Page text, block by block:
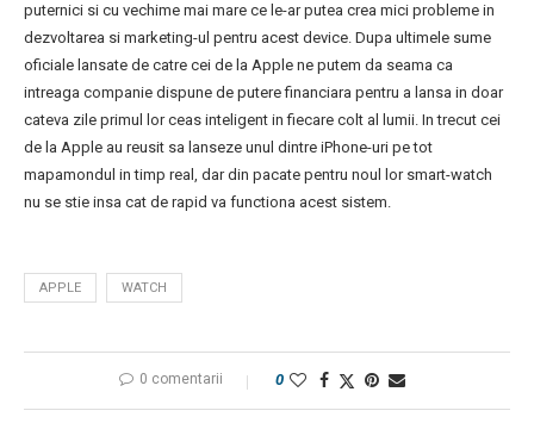
puternici si cu vechime mai mare ce le-ar putea crea mici probleme in
dezvoltarea si marketing-ul pentru acest device. Dupa ultimele sume
oficiale lansate de catre cei de la Apple ne putem da seama ca
intreaga companie dispune de putere financiara pentru a lansa in doar
cateva zile primul lor ceas inteligent in fiecare colt al lumii. In trecut cei
de la Apple au reusit sa lanseze unul dintre iPhone-uri pe tot
mapamondul in timp real, dar din pacate pentru noul lor smart-watch
nu se stie insa cat de rapid va functiona acest sistem.
APPLE WATCH
0 comentarii 0